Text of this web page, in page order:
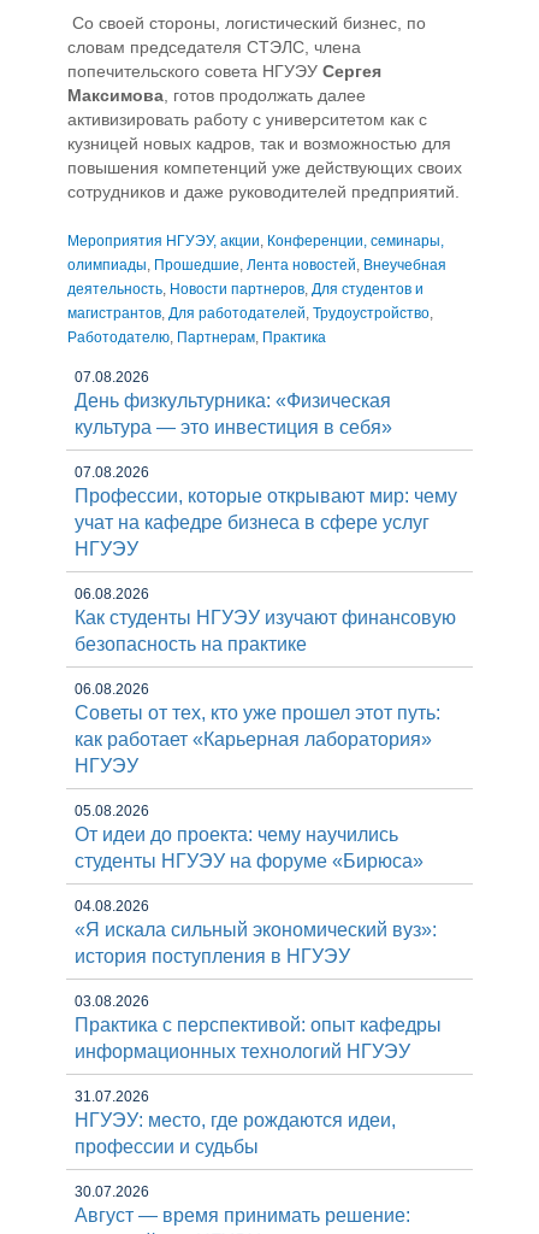
Со своей стороны, логистический бизнес, по
словам председателя СТЭЛС, члена
попечительского совета НГУЭУ Сергея
Максимова , готов продолжать далее
активизировать работу с университетом как с
кузницей новых кадров, так и возможностью для
повышения компетенций уже действующих своих
сотрудников и даже руководителей предприятий.
Мероприятия НГУЭУ, акции, Конференции, семинары,
олимпиады, Прошедшие, Лента новостей, Внеучебная
деятельность, Новости партнеров, Для студентов и
магистрантов, Для работодателей, Трудоустройство,
Работодателю, Партнерам, Практика
07.08.2026
День физкультурника: «Физическая
культура — это инвестиция в себя»
07.08.2026
Профессии, которые открывают мир: чему
учат на кафедре бизнеса в сфере услуг
НГУЭУ
06.08.2026
Как студенты НГУЭУ изучают финансовую
безопасность на практике
06.08.2026
Советы от тех, кто уже прошел этот путь:
как работает «Карьерная лаборатория»
НГУЭУ
05.08.2026
От идеи до проекта: чему научились
студенты НГУЭУ на форуме «Бирюса»
04.08.2026
«Я искала сильный экономический вуз»:
история поступления в НГУЭУ
03.08.2026
Практика с перспективой: опыт кафедры
информационных технологий НГУЭУ
31.07.2026
НГУЭУ: место, где рождаются идеи,
профессии и судьбы
30.07.2026
Август — время принимать решение: